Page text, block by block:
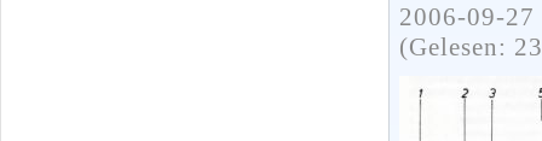
2006-09-
(Gelesen: